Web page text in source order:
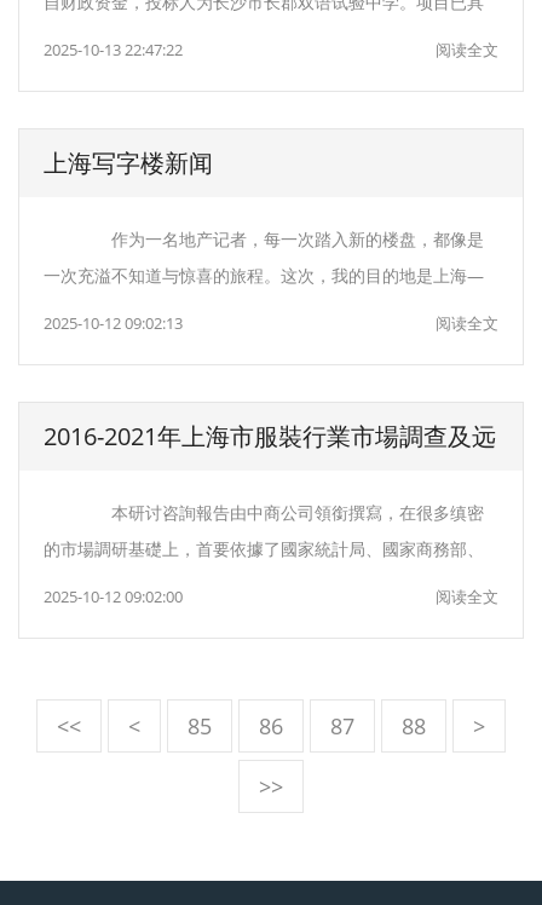
2025-10-13 22:47:22 阅读全文
上海写字楼新闻
作为一名地产记者，每一次踏入新的楼盘，都像是
一次充溢不知道与惊喜的旅程。这次，我的目的地是上海—
2025-10-12 09:02:13 阅读全文
2016-2021年上海市服裝行業市場調查及远
景咨詢報告
本研讨咨詢報告由中商公司領銜撰寫，在很多缜密
的市場調研基礎上，首要依據了國家統計局、國家商務部、
2025-10-12 09:02:00 阅读全文
<< < 85 86 87 88 >
>>